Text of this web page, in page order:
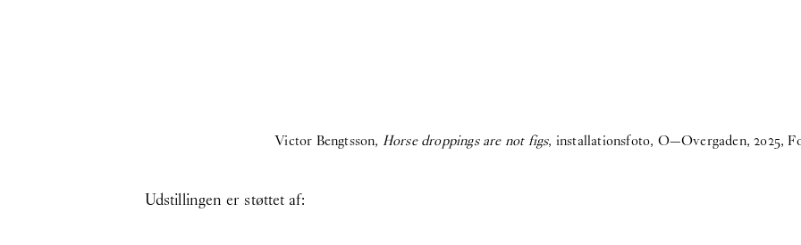
Victor Bengtsson, Horse droppings are not figs, installationsfoto, O—Overgaden, 2025,
Udstillingen er støttet af: